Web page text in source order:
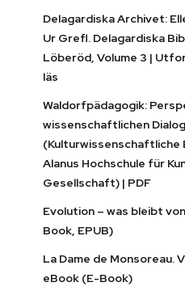
Delagardiska Archivet:
Ur Grefl. Delagardiska
Löberöd, Volume 3 |
läs
Waldorfpädagogik:
wissenschaftlichen
(Kulturwissenschaftliche
Alanus Hochschule für
Gesellschaft) | PDF
Evolution – was bleibt
Book, EPUB)
La Dame de Monsoreau.
eBook (E-Book)